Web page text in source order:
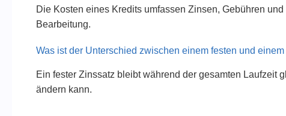
Die Kosten eines Kredits umfassen Zinsen, Gebühren
Bearbeitung.
Was ist der Unterschied zwischen einem festen und
Ein fester Zinssatz bleibt während der gesamten Laufzeit
ändern kann.